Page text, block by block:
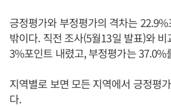
긍정평가와 부정평가의 격차는
밖이다. 직전 조사(5월13일 발표)와
3%포인트 내렸고, 부정평가는 37.0%
지역별로 보면 모든 지역에서 긍정평
다.